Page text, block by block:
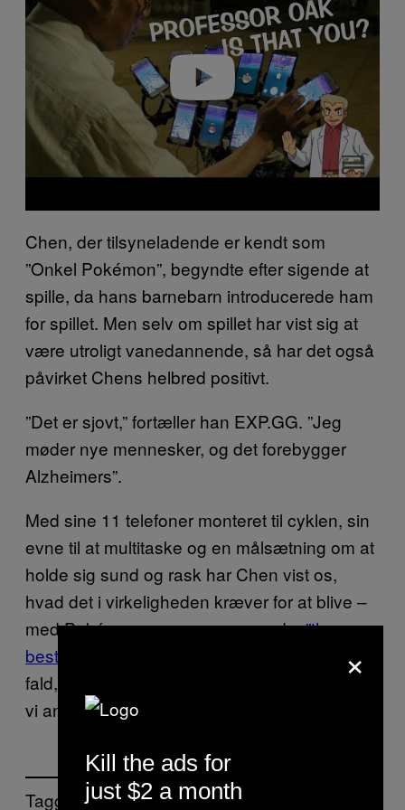
i
Chen, der tilsyneladende er kendt som
”Onkel Pokémon”, begyndte efter sigende at
spille, da hans barnebarn introducerede ham
for spillet. Men selv om spillet har vist sig at
være utroligt vanedannende, så har det også
påvirket Chens helbred positivt.
”Det er sjovt,” fortæller han EXP.GG. ”Jeg
møder nye mennesker, og det forebygger
Alzheimers”.
Med sine 11 telefoner monteret til cyklen, sin
evne til at multitaske og en målsætning om at
holde sig sund og rask har Chen vist os,
hvad det i virkeligheden kræver for at blive –
med Pokémon-sangens egne ord –”the very
best, like no one ever was”.
Vi håber i hvert
fald, at det lykkes ham at fange dem alle, så
vi andre ikkefalder i flere vandhuller
Tagget:
×
Kill the ads for
just $2 a month